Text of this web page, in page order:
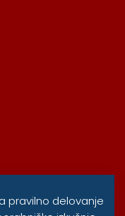
pravilno delovanje